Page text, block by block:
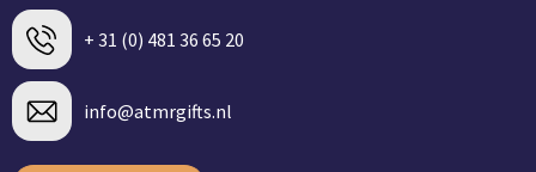
+ 31 (0) 481 36 65 20
info@atmrgifts.nl